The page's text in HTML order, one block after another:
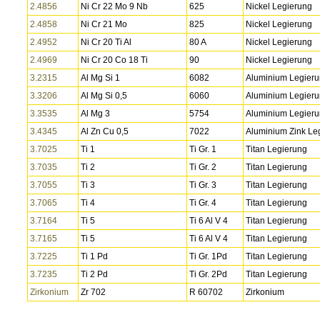
2.4856
Ni Cr 22 Mo 9 Nb 625
Nickel Legierung
2.4858
Ni Cr 21 Mo 825
Nickel Legierung
2.4952
Ni Cr 20 Ti Al 80 A
Nickel Legierung
2.4969
Ni Cr 20 Co 18 Ti 90
Nickel Legierung
3.2315
Al Mg Si 1 6082
Aluminium
3.3206
Al Mg Si 0,5 6060
Aluminium
3.3535
Al Mg 3 5754
Aluminium
3.4345
Al Zn Cu 0,5 7022
Aluminium Zink
3.7025
Ti 1 Ti Gr. 1
Titan Legierung
3.7035
Ti 2 Ti Gr. 2
Titan Legierung
3.7055
Ti 3 Ti Gr. 3
Titan Legierung
3.7065
Ti 4 Ti Gr. 4
Titan Legierung
3.7164
Ti 5 Ti 6 Al V 4
Titan Legierung
3.7165
Ti 5 Ti 6 Al V 4
Titan Legierung
3.7225
Ti 1 Pd Ti Gr. 1Pd
Titan Legierung
3.7235
Ti 2 Pd Ti Gr. 2Pd
Titan Legierung
Zirkonium
Zr 702 R 60702 Zirkonium